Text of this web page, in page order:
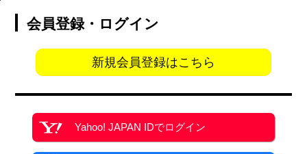
会員登録・ログイン
新規会員登録はこちら
Yahoo! JAPAN IDでログイン